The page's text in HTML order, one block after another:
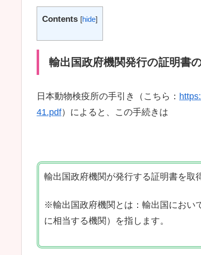
Contents [hide]
輸出国政府機関発行の証明書
日本動物検疫所の手引き（こちら：
41.pdf）によると、この手続きは
輸出国政府機関が発行する証明書を取
※輸出国政府機関とは：輸出国におい
に相当する機関）を指します。